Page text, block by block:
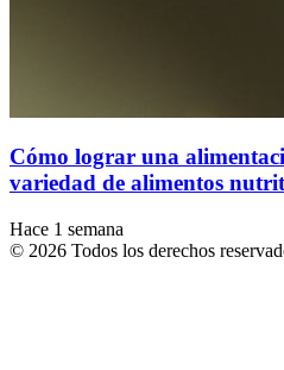
Cómo lograr una
variedad de alimentos
Hace 1 semana
© 2026 Todos los derechos